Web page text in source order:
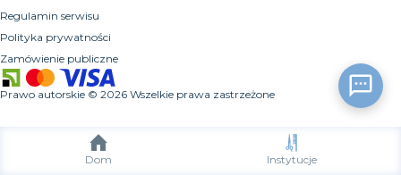
Dom Instytucje
Regulamin serwisu
Polityka prywatności
Zamówienie publiczne
Prawo autorskie © 2026 Wszelkie prawa zastrzeżone